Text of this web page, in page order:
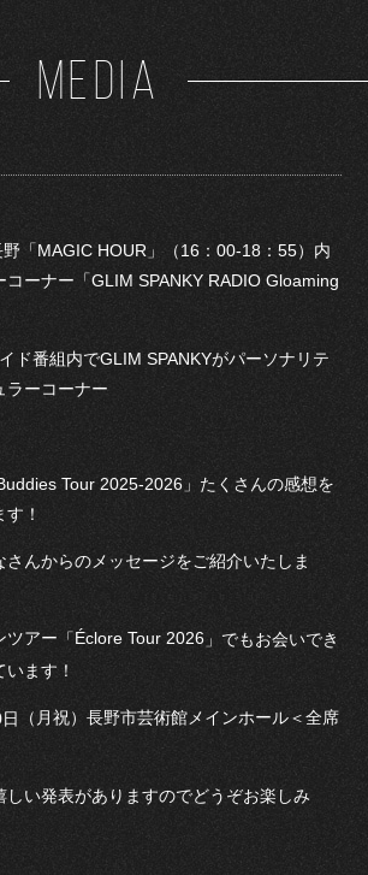
MEDIA
「MAGIC HOUR」（16：00-18：55）内
コーナー「GLIM SPANKY RADIO Gloaming
ド番組内でGLIM SPANKYがパーソナリテ
ラーコーナー
Tour 2025-2026」たくさんの感想を
！
んからのメッセージをご紹介いたしま
ツアー 「Éclore Tour 2026 」でもお会いでき
ます！
（月祝）長野市芸術館メインホール＜全席
しい発表がありますのでどうぞお楽しみ